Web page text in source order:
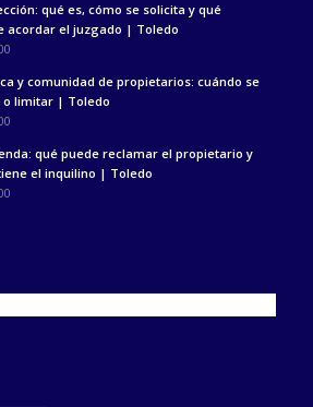
qué es, cómo se solicita y qué
acordar el juzgado | Toledo
y comunidad de propietarios: cuándo se
o limitar | Toledo
qué puede reclamar el propietario y
el inquilino | Toledo